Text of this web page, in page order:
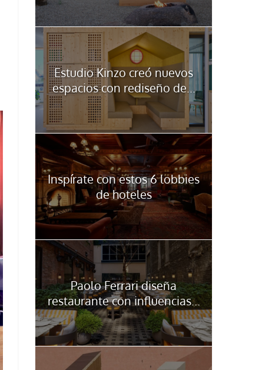
Estudio Kinzo creó nuevos
espacios con rediseño de...
Inspírate con estos 6 lobbies
de hoteles
Paolo Ferrari diseña
restaurante con influencias...